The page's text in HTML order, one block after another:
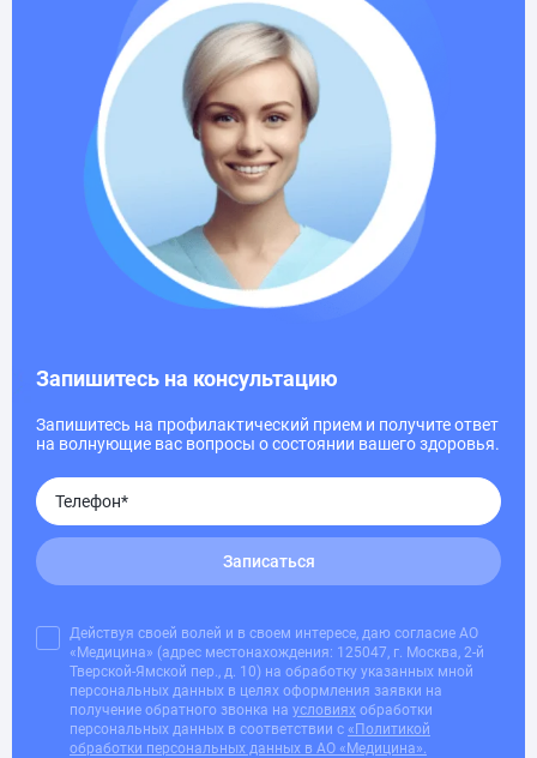
Запишитесь на консультацию
Запишитесь на профилактический прием и получите ответ
на волнующие вас вопросы о состоянии вашего здоровья.
Записаться
Действуя своей волей и в своем интересе, даю согласие АО
«Медицина» (адрес местонахождения: 125047, г. Москва, 2-й
Тверской-Ямской пер., д. 10) на обработку указанных мной
персональных данных в целях оформления заявки на
получение обратного звонка на условиях обработки
персональных данных в соответствии с «Политикой
обработки персональных данных в АО «Медицина».